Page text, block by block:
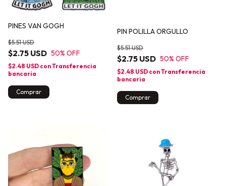
PINES VAN GOGH
$2.75 USD
$5.51 USD
50% OFF
$2.48 USD conTransferencia
bancaria
Comprar
PIN POLILLA ORGULLO
$2.75 USD
$5.51 USD
50% OFF
$2.48 USD conTransferencia
bancaria